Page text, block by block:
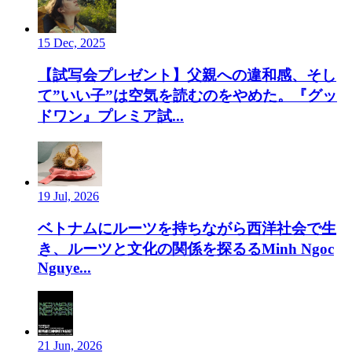
15 Dec, 2025
【試写会プレゼント】父親への違和感、そし
て”いい子”は空気を読むのをやめた。『グッ
ドワン』プレミア試...
19 Jul, 2026
ベトナムにルーツを持ちながら西洋社会で生
き、ルーツと文化の関係を探るるMinh Ngoc
Nguye...
21 Jun, 2026